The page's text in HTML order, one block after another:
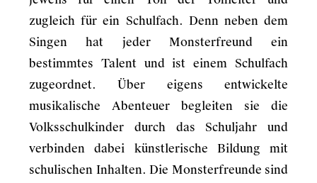
zugleich für ein Schulfach. Denn neben dem
Singen hat jeder Monsterfreund ein
bestimmtes Talent und ist einem Schulfach
zugeordnet. Über eigens entwickelte
musikalische Abenteuer begleiten sie die
Volksschulkinder durch das Schuljahr und
verbinden dabei künstlerische Bildung mit
schulischen Inhalten. Die Monsterfreunde sind